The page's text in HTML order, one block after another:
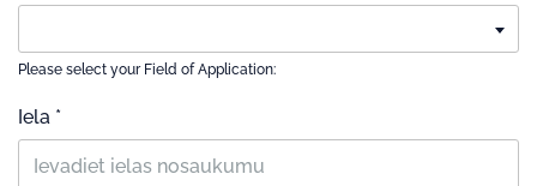
Please select your Field of Application:
Iela *